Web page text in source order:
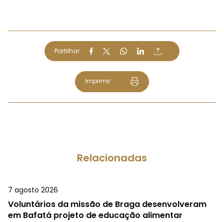
Partilhar
Imprimir
Relacionadas
7 agosto 2026
Voluntários da missão de Braga desenvolveram
em Bafatá projeto de educação alimentar